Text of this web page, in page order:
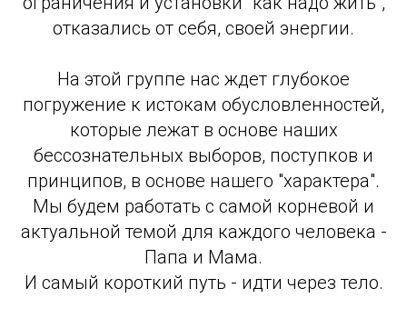
отказались от себя, своей энергии.
На этой группе нас ждет глубокое
погружение к истокам обусловленностей,
которые лежат в основе наших
бессознательных выборов, поступков и
принципов, в основе нашего "характера".
Мы будем работать с самой корневой и
актуальной темой для каждого человека -
Папа и Мама.
И самый короткий путь - идти через тело.